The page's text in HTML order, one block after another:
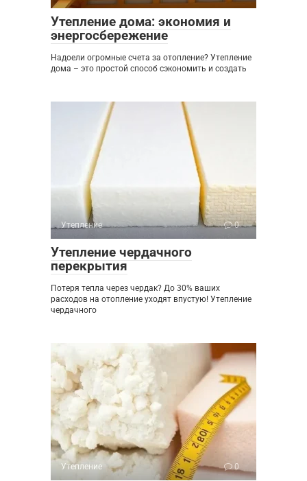
Утепление дома: экономия и
энергосбережение
Надоели огромные счета за отопление? Утепление
дома – это простой способ сэкономить и создать
Утепление 0
Утепление чердачного
перекрытия
Потеря тепла через чердак? До 30% ваших
расходов на отопление уходят впустую! Утепление
чердачного
Утепление 0